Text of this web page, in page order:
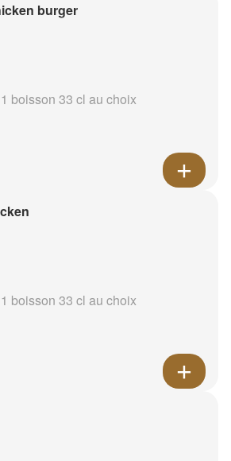
burger
boisson 33 cl au choix
boisson 33 cl au choix